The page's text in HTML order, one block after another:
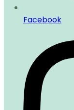
Facebook